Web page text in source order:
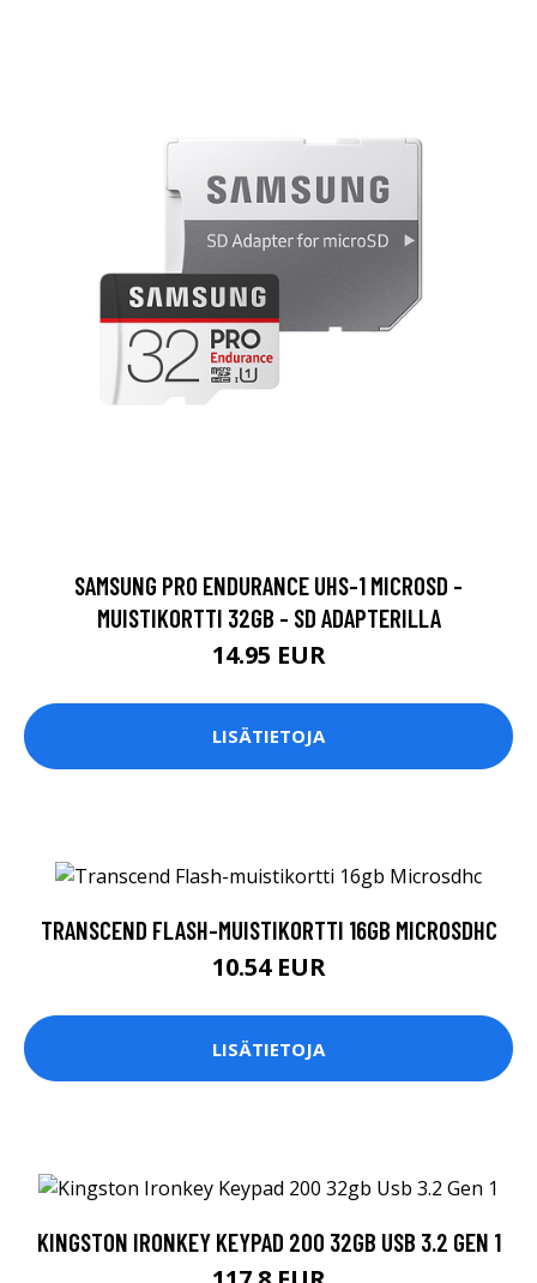
SAMSUNG PRO ENDURANCE UHS-1 MICROSD -
MUISTIKORTTI 32GB - SD ADAPTERILLA
14.95 EUR
LISÄTIETOJA
TRANSCEND FLASH-MUISTIKORTTI 16GB MICROSDHC
10.54 EUR
LISÄTIETOJA
KINGSTON IRONKEY KEYPAD 200 32GB USB 3.2 GEN 1